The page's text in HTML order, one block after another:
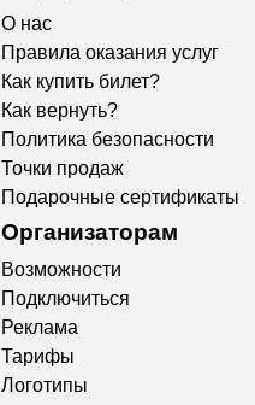
О нас
Правила оказания услуг
Как купить билет?
Как вернуть?
Политика безопасности
Точки продаж
Подарочные сертификаты
Организаторам
Возможности
Подключиться
Реклама
Тарифы
Логотипы